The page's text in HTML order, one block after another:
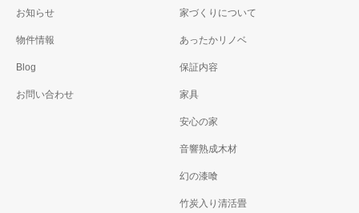
お知らせ
物件情報
Blog
お問い合わせ
家づくりについて
あったかリノベ
保証内容
家具
安心の家
音響熟成木材
幻の漆喰
竹炭入り清活畳